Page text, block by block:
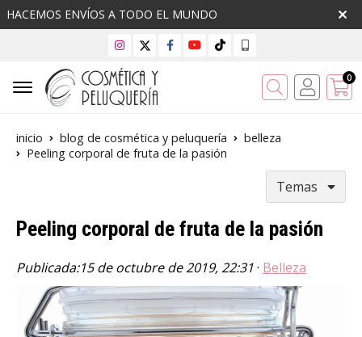
HACEMOS ENVÍOS A TODO EL MUNDO
Buscar 0
inicio blog de cosmética y peluquería
belleza
Peeling corporal de fruta de la pasión
Temas
Peeling corporal de fruta de la pasión
Publicada:15 de octubre de 2019, 22:31· Belleza